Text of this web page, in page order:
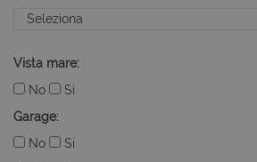
Vista mare:
No
Si
Garage:
No
Si